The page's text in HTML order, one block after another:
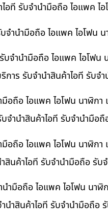
อที รับจำนำมือถือ ไอแพค ไ
จำนำมือถือ ไอแพค ไอโฟน
บจำนำมือถือ ไอแพค ไอโฟ
าร รับจำนำสินค้าไอที รับ
มือถือ ไอแพค ไอโฟน นาฬิก
จำนำสินค้าไอที รับจำนำมื
อถือ ไอแพค ไอโฟน นาฬิก
นค้าไอที รับจำนำมือถือ รั
ำมือถือ ไอแพค ไอโฟน นา
ำสินค้าไอที รับจำนำมือถือ